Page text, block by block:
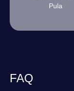
Pula
FAQ